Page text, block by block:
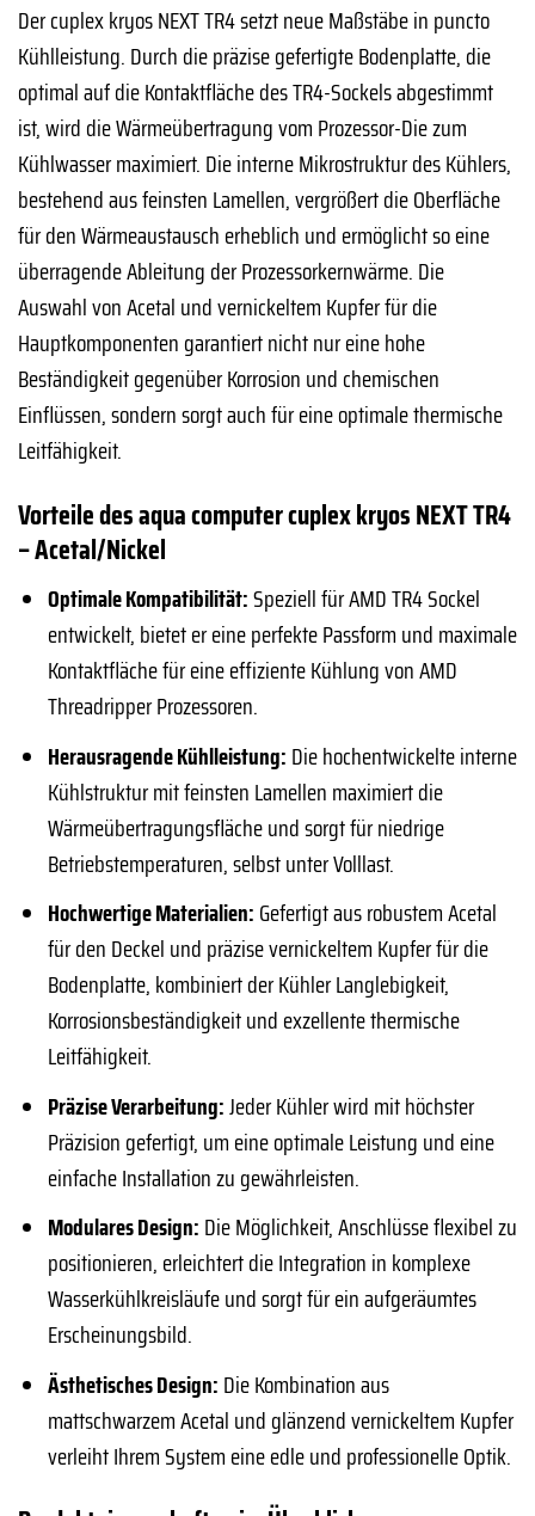
Der cuplex kryos NEXT TR4 setzt neue Maßstäbe in puncto
Kühlleistung. Durch die präzise gefertigte Bodenplatte, die
optimal auf die Kontaktfläche des TR4-Sockels abgestimmt
ist, wird die Wärmeübertragung vom Prozessor-Die zum
Kühlwasser maximiert. Die interne Mikrostruktur des Kühlers,
bestehend aus feinsten Lamellen, vergrößert die Oberfläche
für den Wärmeaustausch erheblich und ermöglicht so eine
überragende Ableitung der Prozessorkernwärme. Die
Auswahl von Acetal und vernickeltem Kupfer für die
Hauptkomponenten garantiert nicht nur eine hohe
Beständigkeit gegenüber Korrosion und chemischen
Einflüssen, sondern sorgt auch für eine optimale thermische
Leitfähigkeit.
Vorteile des aqua computer cuplex kryos NEXT TR4
– Acetal/Nickel
Optimale Kompatibilität:Speziell für AMD TR4 Sockel
entwickelt, bietet er eine perfekte Passform und maximale
Kontaktfläche für eine effiziente Kühlung von AMD
Threadripper Prozessoren.
Herausragende Kühlleistung: Die hochentwickelte interne
Kühlstruktur mit feinsten Lamellen maximiert die
Wärmeübertragungsfläche und sorgt für niedrige
Betriebstemperaturen, selbst unter Volllast.
Hochwertige Materialien: Gefertigt aus robustem Acetal
für den Deckel und präzise vernickeltem Kupfer für die
Bodenplatte, kombiniert der Kühler Langlebigkeit,
Korrosionsbeständigkeit und exzellente thermische
Leitfähigkeit.
Präzise Verarbeitung:Jeder Kühler wird mit höchster
Präzision gefertigt, um eine optimale Leistung und eine
einfache Installation zu gewährleisten.
Modulares Design: Die Möglichkeit, Anschlüsse flexibel zu
positionieren, erleichtert die Integration in komplexe
Wasserkühlkreisläufe und sorgt für ein aufgeräumtes
Erscheinungsbild.
Ästhetisches Design: Die Kombination aus
mattschwarzem Acetal und glänzend vernickeltem Kupfer
verleiht Ihrem System eine edle und professionelle Optik.